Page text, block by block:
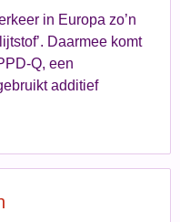
in Europa zo’n
Daarmee komt
Q, een
additief